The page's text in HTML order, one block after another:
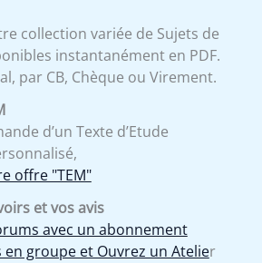
collection variée de Sujets de
instantanément en PDF.
par CB, Chèque ou Virement.
d’un Texte d’Etude
offre "TEM"
et vos avis
avec un abonnement
en groupe et Ouvrez un Atelier